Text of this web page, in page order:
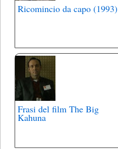
Ricomincio da capo (1993)
Frasi del film The Big
Kahuna